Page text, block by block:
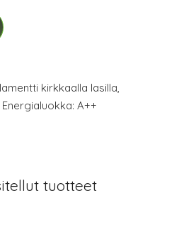
kirkkaalla lasilla,
A++
tuotteet